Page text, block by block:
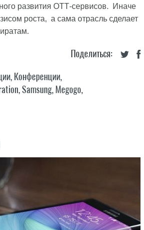
развития ОТТ-сервисов. Иначе
роста, а сама отрасль сделает
Поделиться:
, Конференции,
,Samsung, Megogo,